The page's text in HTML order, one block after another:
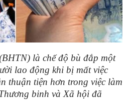
là chế độ bù đắp một
lao động khi bị mất việc
thuận tiện hơn trong việc làm
binh và Xã hội đã